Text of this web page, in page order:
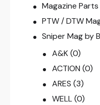
Magazine Parts
PTW / DTW
Sniper Mag by
A&K (0)
ACTION (0)
ARES (3)
WELL (0)